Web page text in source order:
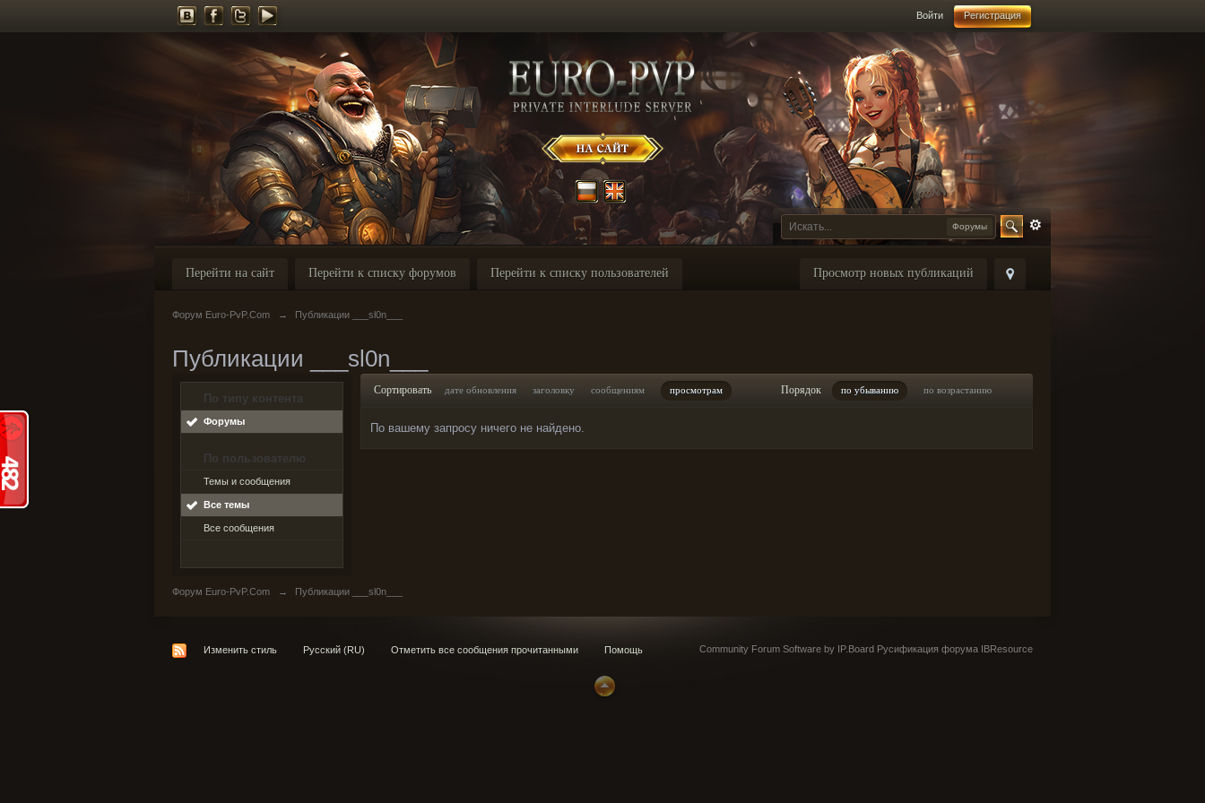
Войти Регистрация
Форумы
Просмотр новых публикаций
Перейти на сайт Перейти к списку форумов Перейти к списку пользователей
Форум Euro-PvP.Com → Публикации ___sl0n___
Публикации ___sl0n___
По типу контента
Форумы
По пользователю
Темы и сообщения
Все темы
Все сообщения
Сортировать дате обновления заголовку сообщениям просмотрам Порядок по убыванию по возрастанию
По вашему запросу ничего не найдено.
Форум Euro-PvP.Com → Публикации ___sl0n___
Изменить стиль Русский (RU) Отметить все сообщения прочитанными Помощь Community Forum Software by IP.Board Русификация форума IBResource